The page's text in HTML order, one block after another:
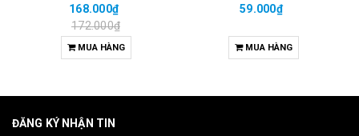
168.000₫
172.000₫
MUA HÀNG
59.000₫
MUA HÀNG
ĐĂNG KÝ NHẬN TIN